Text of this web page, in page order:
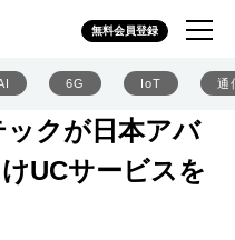
無料会員登録
6G IoT 通
クが日本アバ
UCサービスを